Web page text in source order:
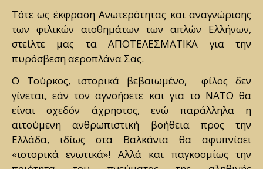
Τότε ως έκφραση Ανωτερότητας και αναγνώρισης
των φιλικών αισθημάτων των απλών Ελλήνων,
στείλτε μας τα ΑΠΟΤΕΛΕΣΜΑΤΙΚΑ για την
πυρόσβεση αεροπλάνα Σας.
Ο Τούρκος, ιστορικά βεβαιωμένο, φίλος δεν
γίνεται, εάν τον αγνοήσετε και για το ΝΑΤΟ θα
είναι σχεδόν άχρηστος, ενώ παράλληλα η
αιτούμενη ανθρωπιστική βοήθεια προς την
Ελλάδα, ιδίως στα Βαλκάνια θα αφυπνίσει
«ιστορικά ενωτικά»! Αλλά και παγκοσμίως την